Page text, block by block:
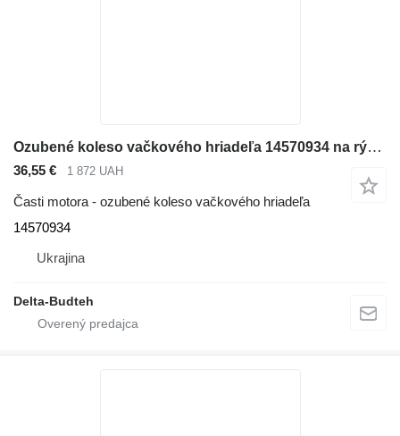
Ozubené koleso vačkového hriadeľa 14570934 na rýpadla Volvo EC290B LC
36,55 € 1 872 UAH
Časti motora - ozubené koleso vačkového hriadeľa
14570934
Ukrajina
Delta-Budteh